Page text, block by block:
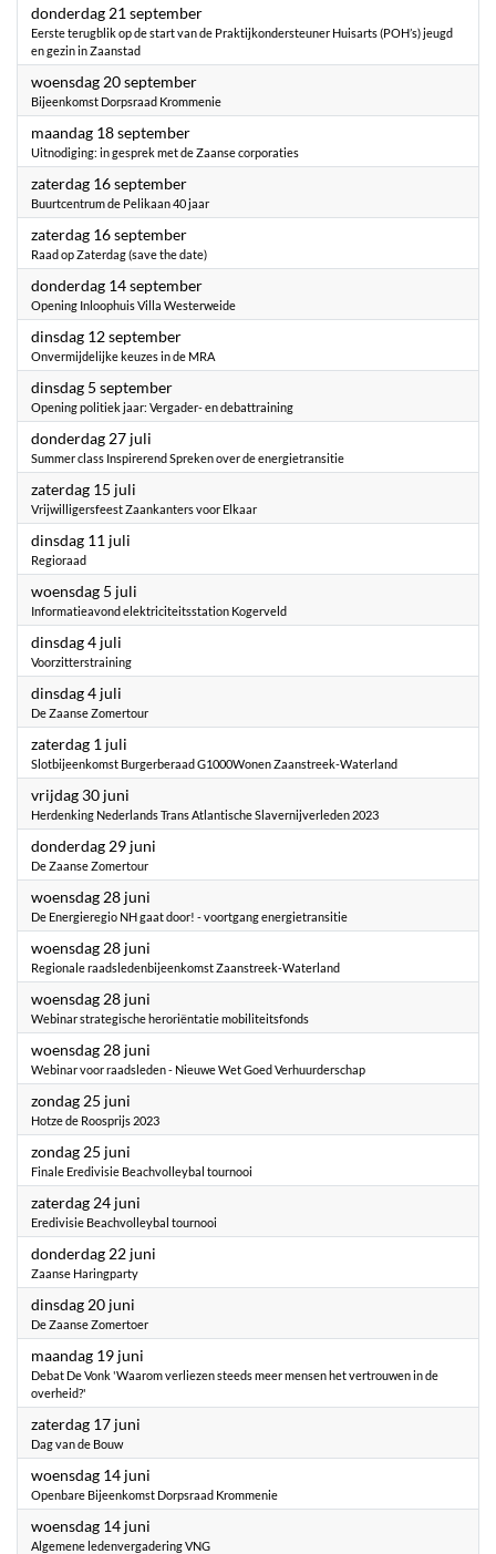
donderdag 21 september2023
Eerste terugblik op de start van de Praktijkondersteuner Huisarts (POH’s) jeugd
en gezin in Zaanstad
woensdag 20 september2023
Bijeenkomst Dorpsraad Krommenie
maandag 18 september2023
Uitnodiging: in gesprek met de Zaanse corporaties
zaterdag 16 september2023
Buurtcentrum de Pelikaan 40 jaar
zaterdag 16 september2023
Raad op Zaterdag (save the date)
donderdag 14 september2023
Opening Inloophuis Villa Westerweide
dinsdag 12 september2023
Onvermijdelijke keuzes in de MRA
dinsdag 5 september2023
Opening politiek jaar: Vergader- en debattraining
donderdag 27 juli
Summer class Inspirerend Spreken over de energietransitie
zaterdag 15 juli
Vrijwilligersfeest Zaankanters voor Elkaar
dinsdag 11 juli
Regioraad
woensdag 5 juli
Informatieavond elektriciteitsstation Kogerveld
dinsdag 4 juli
Voorzitterstraining
dinsdag 4 juli
De Zaanse Zomertour
zaterdag 1 juli
Slotbijeenkomst Burgerberaad G1000Wonen Zaanstreek-Waterland
vrijdag 30 juni
Herdenking Nederlands Trans Atlantische Slavernijverleden 2023
donderdag 29 juni
De Zaanse Zomertour
woensdag 28 juni
De Energieregio NH gaat door! - voortgang energietransitie
woensdag 28 juni
Regionale raadsledenbijeenkomst Zaanstreek-Waterland
woensdag 28 juni
Webinar strategische heroriëntatie mobiliteitsfonds
woensdag 28 juni
Webinar voor raadsleden - Nieuwe Wet Goed Verhuurderschap
zondag 25 juni
Hotze de Roosprijs 2023
zondag 25 juni
Finale Eredivisie Beachvolleybal tournooi
zaterdag 24 juni
Eredivisie Beachvolleybal tournooi
donderdag 22 juni
Zaanse Haringparty
dinsdag 20 juni
De Zaanse Zomertoer
maandag 19 juni
Debat De Vonk 'Waarom verliezen steeds meer mensen het vertrouwen in de
overheid?'
zaterdag 17 juni
Dag van de Bouw
woensdag 14 juni
Openbare Bijeenkomst Dorpsraad Krommenie
woensdag 14 juni
Algemene ledenvergadering VNG